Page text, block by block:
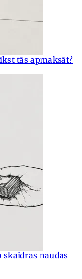
tās apmaksāt?
naudas